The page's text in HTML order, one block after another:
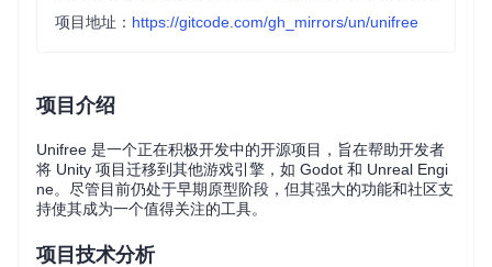
项目地址： https://gitcode.com/gh_mirrors/un/unifree
项目介绍
Unifree 是一个正在积极开发中的开源项目，旨在帮助开发者
将 Unity 项目迁移到其他游戏引擎，如 Godot 和 Unreal Engi
ne。尽管目前仍处于早期原型阶段，但其强大的功能和社区支
持使其成为一个值得关注的工具。
项目技术分析